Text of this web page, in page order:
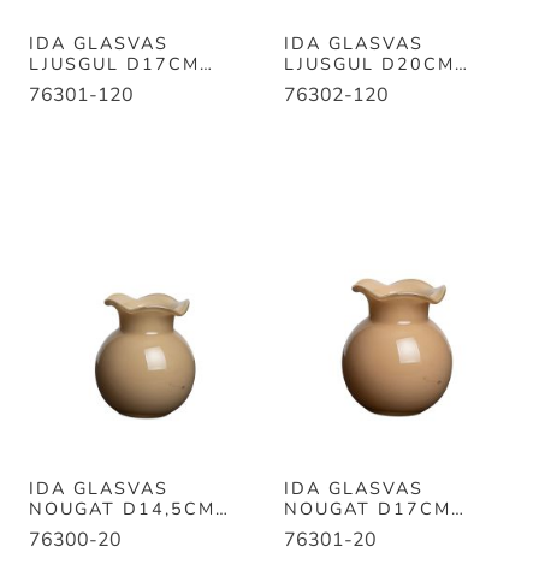
IDA GLASVAS
LJUSGUL D17CM
H16CM
76301-120
IDA GLASVAS
LJUSGUL D20CM
H23CM
76302-120
IDA GLASVAS
NOUGAT D14,5CM
H14,5CM
76300-20
IDA GLASVAS
NOUGAT D17CM
H16CM
76301-20